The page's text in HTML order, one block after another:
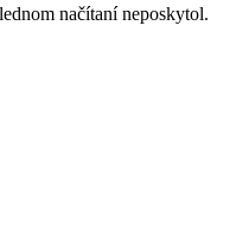
načítaní neposkytol.